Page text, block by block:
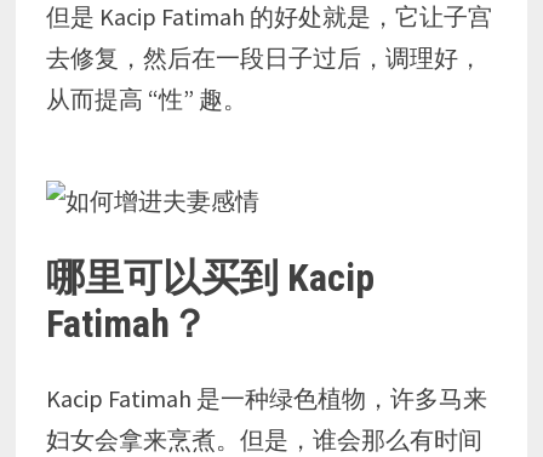
但是 Kacip Fatimah 的好处就是，它让子宫
去修复，然后在一段日子过后，调理好，
从而提高 “性” 趣。
哪里可以买到 Kacip
Fatimah？
Kacip Fatimah 是一种绿色植物，许多马来
妇女会拿来烹煮。但是，谁会那么有时间